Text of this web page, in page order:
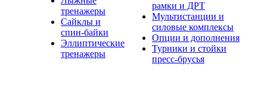
тренажеры
Сайклы и
спин-байки
Эллиптические
тренажеры
рамки и ДРТ
Мультистанции и
силовые комплексы
Опции и дополнения
Турники и стойки
пресс-брусья